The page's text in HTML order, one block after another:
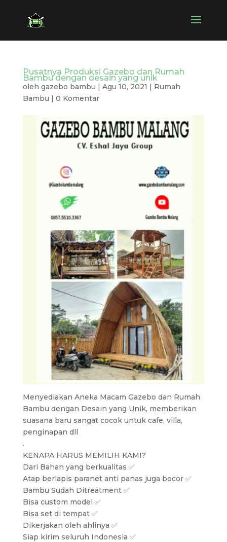
Pusatnya Produksi Gazebo dan Rumah
Bambu dengan desain yang unik
oleh gazebo bambu | Agu 10, 2021 | Rumah
Bambu | 0 Komentar
Menyediakan Aneka Macam Gazebo dan Rumah
Bambu dengan Desain yang Unik, memberikan
suasana baru sangat cocok untuk cafe, villa,
penginapan dll
.
KENAPA HARUS MEMILIH KAMI?
Dari Bahan yang berkualitas ✅
Atap berlapis paranet anti panas juga bocor ✅
Bambu Sudah Ditreatment ✅
Bisa custom model ✅
Bisa set di tempat ✅
Dikerjakan oleh ahlinya ✅
Siap kirim seluruh Indonesia ✅